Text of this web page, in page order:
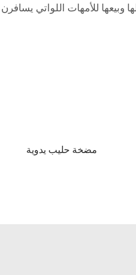
للأمهات اللواتي
مضخة حليب يدوية